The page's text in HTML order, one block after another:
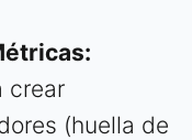
crear
(huella de